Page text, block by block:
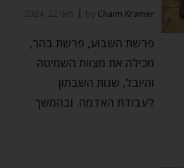
by Chaim Kramer מאי 22, 2024
פרשת השבוע, פרשת בהר,
מכילה את מצוות השמיטה
והיובל, שנות השבתון
לעבודת האדמה. ובהמשך